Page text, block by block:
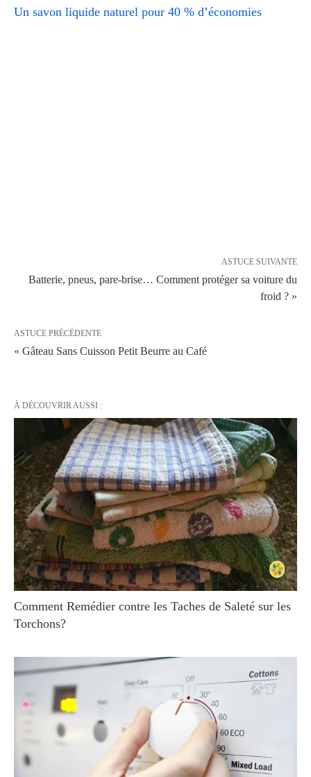
Un savon liquide naturel pour 40 % d’économies
ASTUCE SUIVANTE
Batterie, pneus, pare-brise… Comment protéger sa voiture du
froid ? »
ASTUCE PRÉCÉDENTE
« Gâteau Sans Cuisson Petit Beurre au Café
À DÉCOUVRIR AUSSI :
Comment Remédier contre les Taches de Saleté sur les
Torchons?